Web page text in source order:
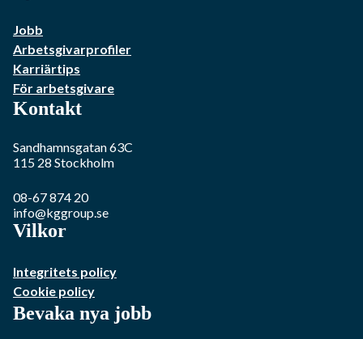
Jobb
Arbetsgivarprofiler
Karriärtips
För arbetsgivare
Kontakt
Sandhamnsgatan 63C
115 28 Stockholm
08-67 874 20
info@kggroup.se
Vilkor
Integritets policy
Cookie policy
Bevaka nya jobb